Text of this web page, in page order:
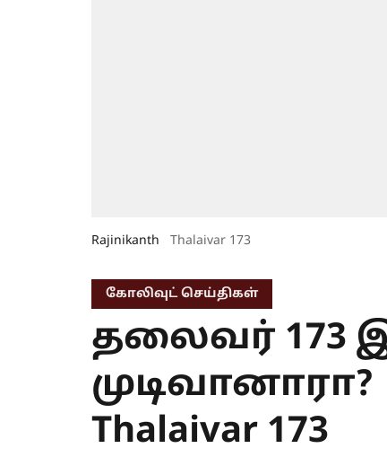
Rajinikanth Thalaivar 173
கோலிவுட் செய்திகள்
தலைவர் 173
முடிவானாரா?
Thalaivar 173